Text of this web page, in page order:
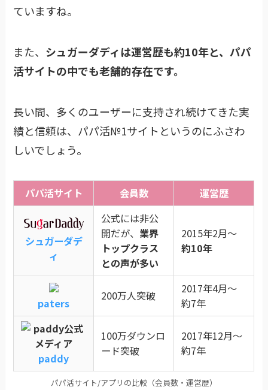
ていますね。
また、 シュガーダディは運営歴も約10年と、パパ
活サイトの中でも老舗的存在です。
長い間、多くのユーザーに支持され続けてきた実
績と信頼は、パパ活№1サイトというのにふさわ
しいでしょう。
パパ活サイト 会員数 運営歴
シュガーダデ
ィ
公式には非公
開だが、 業界
トップクラス
との声が多い
2015年2月〜
約10年
paters
200万人突破
2017年4月〜
約7年
paddy
100万ダウンロ
ード突破
2017年12月〜
約7年
パパ活サイト/アプリの比較（会員数・運営歴）